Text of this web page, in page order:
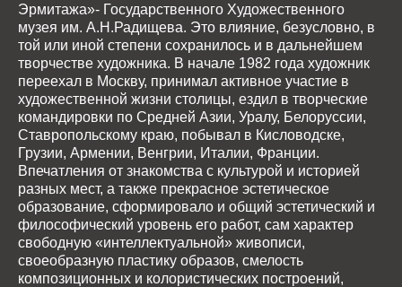
Эрмитажа»- Государственного Художественного
музея им. А.Н.Радищева. Это влияние, безусловно, в
той или иной степени сохранилось и в дальнейшем
творчестве художника. В начале 1982 года художник
переехал в Москву, принимал активное участие в
художественной жизни столицы, ездил в творческие
командировки по Средней Азии, Уралу, Белоруссии,
Ставропольскому краю, побывал в Кисловодске,
Грузии, Армении, Венгрии, Италии, Франции.
Впечатления от знакомства с культурой и историей
разных мест, а также прекрасное эстетическое
образование, сформировало и общий эстетический и
философический уровень его работ, сам характер
свободную «интеллектуальной» живописи,
своеобразную пластику образов, смелость
композиционных и колористических построений,